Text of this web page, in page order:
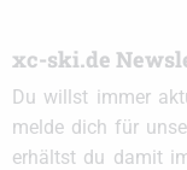
xc-ski.de
Du willst immer
melde dich für
erhältst du damit